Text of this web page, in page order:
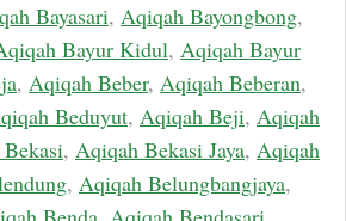
Bayasari, Aqiqah Bayongbong,
Bayur Kidul, Aqiqah Bayur
, Aqiqah Beber, Aqiqah Beberan,
Beduyut, Aqiqah Beji, Aqiqah
, Aqiqah Bekasi Jaya, Aqiqah
, Aqiqah Belungbangjaya,